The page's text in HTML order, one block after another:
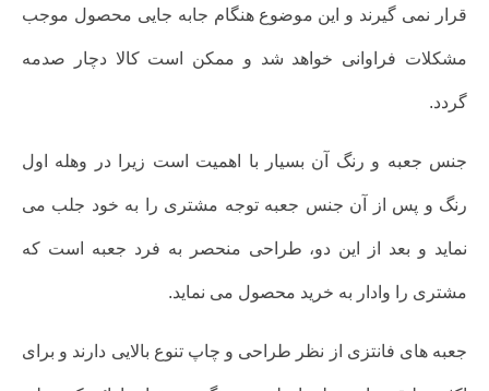
قرار نمی گیرند و این موضوع هنگام جابه جایی محصول موجب
مشکلات فراوانی خواهد شد و ممکن است کالا دچار صدمه
گردد.
جنس جعبه و رنگ آن بسیار با اهمیت است زیرا در وهله اول
رنگ و پس از آن جنس جعبه توجه مشتری را به خود جلب می
نماید و بعد از این دو، طراحی منحصر به فرد جعبه است که
مشتری را وادار به خرید محصول می نماید.
جعبه های فانتزی از نظر طراحی و چاپ تنوع بالایی دارند و برای